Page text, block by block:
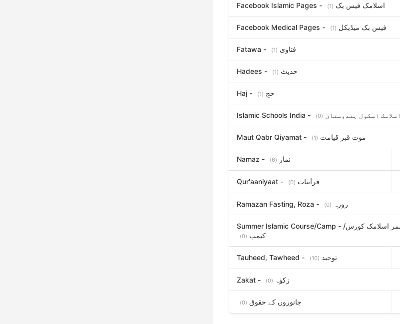
Facebook Islamic Pages - اسلامک فیس بک (1)
Facebook Medical Pages - فیس بک میڈیکل (1)
Fatawa - فتاوی (1)
Hadees - حدیث (1)
Haj - حج (1)
Islamic Schools India - اسلامک اسکول ہندوستان (0)
Maut Qabr Qiyamat - موت قبر قیامت (1)
Namaz - نماز (6)
Qur'aaniyaat - قرآنیات (0)
Ramazan Fasting, Roza - روزہ (0)
Summer Islamic Course/Camp - سمر اسلامک کورس/
کیمپ (0)
Tauheed, Tawheed - توحید (10)
Zakat - زکوٰۃ (0)
جانوروں کے حقوق (0)